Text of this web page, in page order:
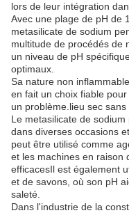
lors de leur intégration
Avec une plage de pH de
metasilicate de sodium
multitude de procédés de
un niveau de pH
optimaux.
Sa nature non
en fait un choix fiable
un problème.lieu sec
Le metasilicate de
dans diverses occasions
peut être utilisé comme
et les machines en raison
efficacesIl est également
et de savons, où son pH
saleté.
Dans l'industrie de la